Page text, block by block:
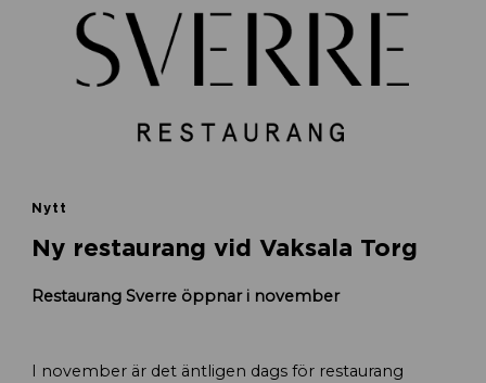
Nytt
Ny restaurang vid Vaksala Torg
Restaurang Sverre öppnar i november
I november är det äntligen dags för restaurang